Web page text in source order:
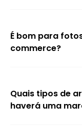
É bom para
commerce?
Quais tipos de
haverá uma